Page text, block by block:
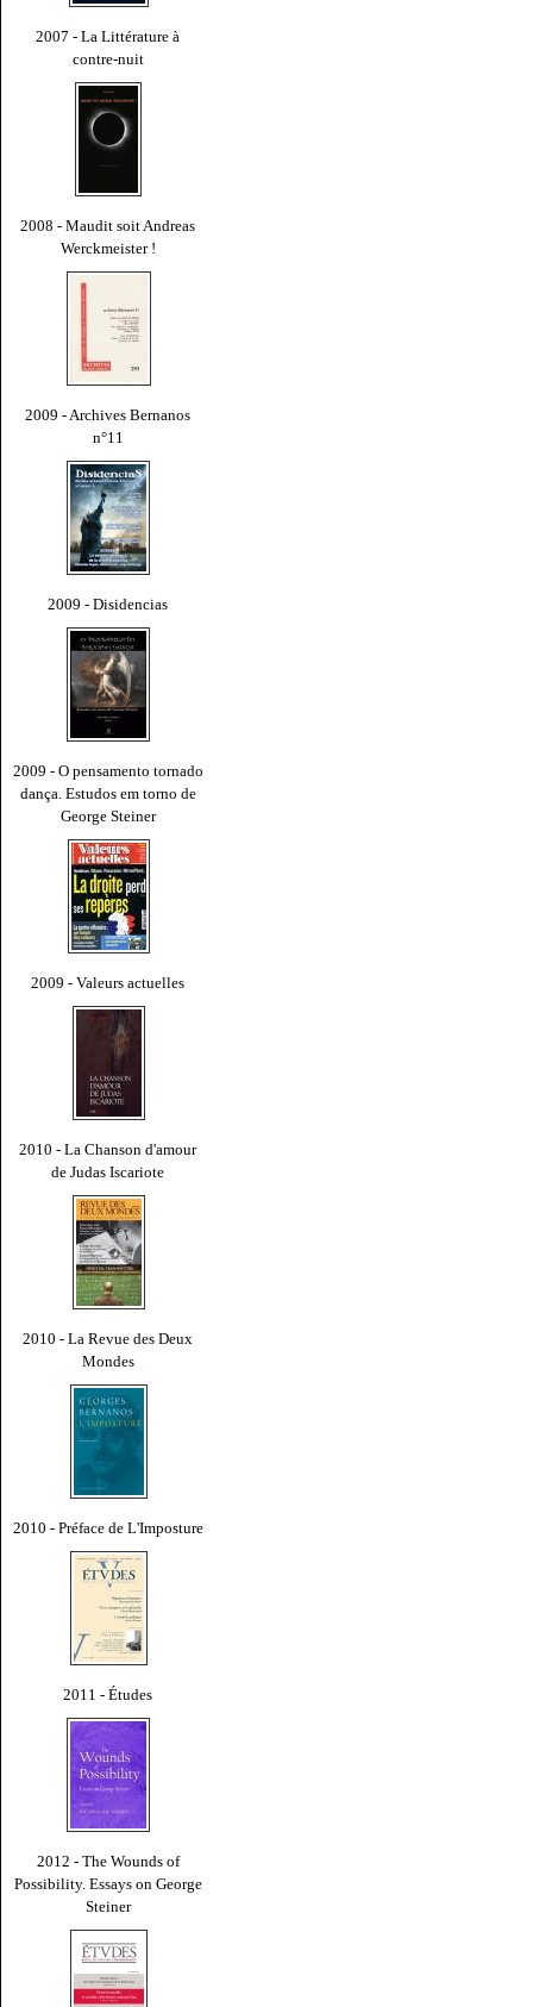
2007 - La Littérature à
contre-nuit
2008 - Maudit soit Andreas
Werckmeister !
2009 - Archives Bernanos
n°11
2009 - Disidencias
2009 - O pensamento tornado
dança. Estudos em torno de
George Steiner
2009 - Valeurs actuelles
2010 - La Chanson d'amour
de Judas Iscariote
2010 - La Revue des Deux
Mondes
2010 - Préface de L'Imposture
2011 - Études
2012 - The Wounds of
Possibility. Essays on George
Steiner